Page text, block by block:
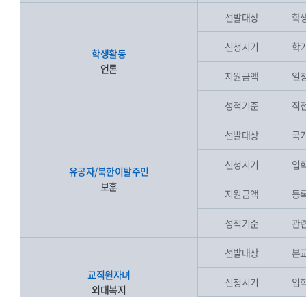
학생활동
언론
선발대상 학
신청시기 학
지원금액 일
성적기준 직
유공자/북한이탈주민
보훈
선발대상 국
신청시기 입
지원금액 등
성적기준 관
교직원자녀
외대복지
선발대상 본
신청시기 입